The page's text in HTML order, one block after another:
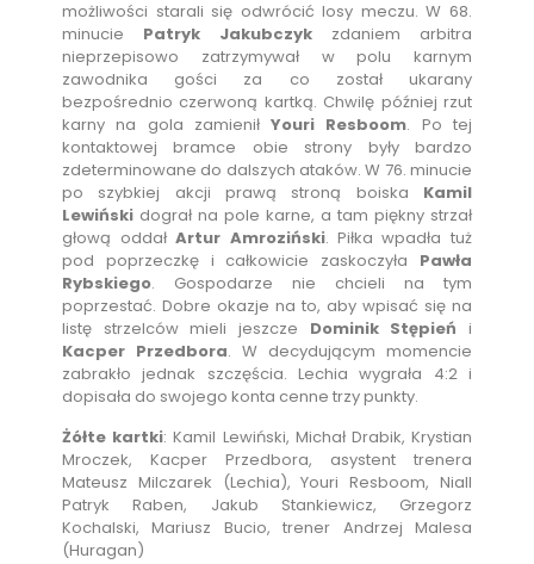
możliwości starali się odwrócić losy meczu. W 68.
minucie Patryk Jakubczyk zdaniem arbitra
nieprzepisowo zatrzymywał w polu karnym
zawodnika gości za co został ukarany
bezpośrednio czerwoną kartką. Chwilę później rzut
karny na gola zamieniłYouri Resboom. Po tej
kontaktowej bramce obie strony były bardzo
zdeterminowane do dalszych ataków. W 76. minucie
po szybkiej akcji prawą stroną boiska Kamil
Lewiński dograł na pole karne, a tam piękny strzał
głową oddałArtur Amroziński. Piłka wpadła tuż
pod poprzeczkę i całkowicie zaskoczyła Pawła
Rybskiego. Gospodarze nie chcieli na tym
poprzestać. Dobre okazje na to, aby wpisać się na
listę strzelców mieli jeszcze Dominik Stępień i
Kacper Przedbora. W decydującym momencie
zabrakło jednak szczęścia. Lechia wygrała 4:2 i
dopisała do swojego konta cenne trzy punkty.
Żółte kartki: Kamil Lewiński, Michał Drabik, Krystian
Mroczek, Kacper Przedbora, asystent trenera
Mateusz Milczarek (Lechia), Youri Resboom, Niall
Patryk Raben, Jakub Stankiewicz, Grzegorz
Kochalski, Mariusz Bucio, trener Andrzej Malesa
(Huragan)